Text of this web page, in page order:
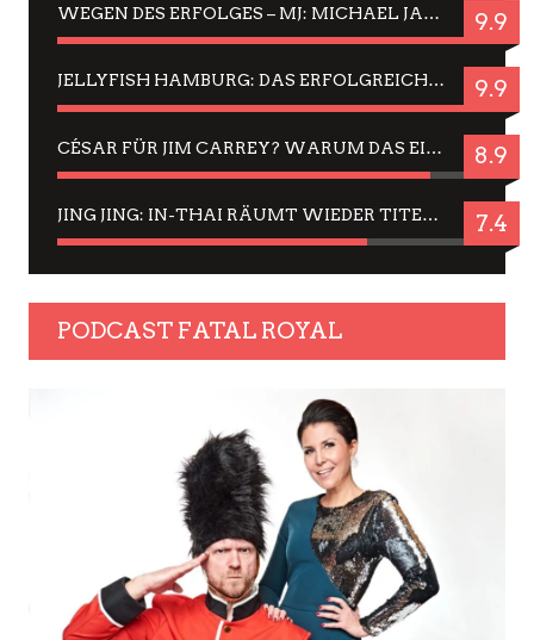
WEGEN DES ERFOLGES – MJ: MICHAEL JACKSON MUSICAL IN EINER MATINEE SEHEN 9.9
JELLYFISH HAMBURG: DAS ERFOLGREICHE SOMMER-MENÜ 2025 IN GEFÜHLEN UND BILDERN 9.9
CÉSAR FÜR JIM CARREY? WARUM DAS EINER DER NERVIGSTEN ACTORS IST UND BLEIBT 8.9
JING JING: IN-THAI RÄUMT WIEDER TITEL AB – EIN ZWEI-STUNDEN-ERLEBNISBERICHT 7.4
PODCAST FATAL ROYAL